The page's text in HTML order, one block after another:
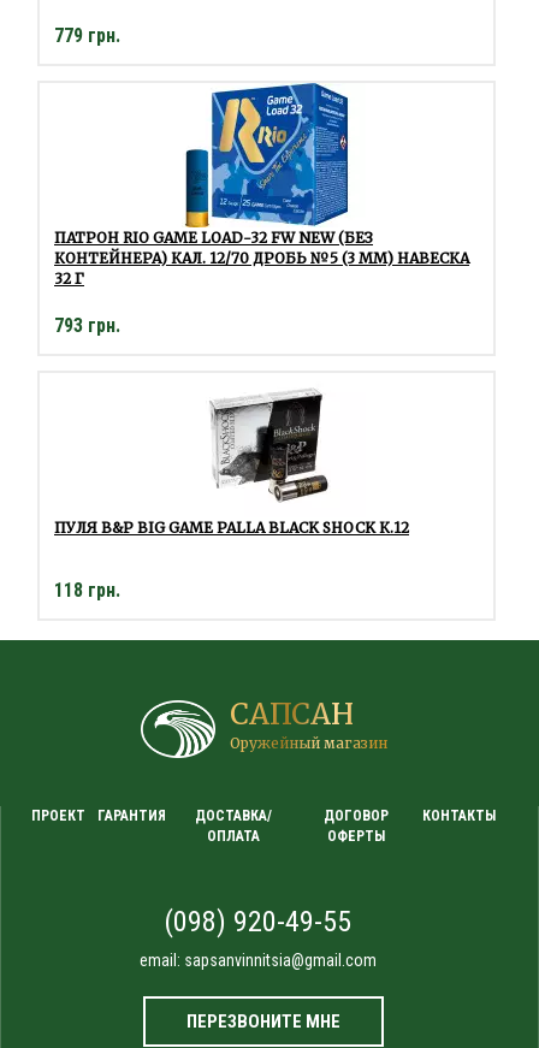
779 грн.
ПАТРОН RIO GAME LOAD-32 FW NEW (БЕЗ
КОНТЕЙНЕРА) КАЛ. 12/70 ДРОБЬ №5 (3 ММ) НАВЕСКА
32 Г
793 грн.
ПУЛЯ B&P BIG GAME PALLA BLACK SHOCK К.12
118 грн.
САПСАН
Оружейный магазин
ПРОЕКТ ГАРАНТИЯ
ДОСТАВКА/
ОПЛАТА
ДОГОВОР
ОФЕРТЫ
КОНТАКТЫ
(098) 920-49-55
email: sapsanvinnitsia@gmail.com
ПЕРЕЗВОНИТЕ МНЕ